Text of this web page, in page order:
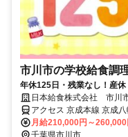
市川市の学校給食調
年休125日・残業なし！産休
日本給食株式会社 市川
アクセス 京成本線 京成
宿線〕A6口徒歩約3分、
月給210,000円～260,000
千葉県市川市